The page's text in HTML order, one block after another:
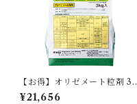
【お得】オリゼメート粒剤 3k
g 【1箱】8袋入
¥21,656